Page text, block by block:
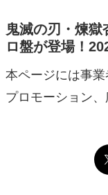
鬼滅の刃・煉
ロ盤が登場！
本ページには事
プロモーション、